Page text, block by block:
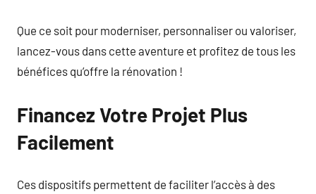
Que ce soit pour moderniser, personnaliser ou valoriser,
lancez-vous dans cette aventure et profitez de tous les
bénéfices qu’offre la rénovation !
Financez Votre Projet Plus
Facilement
Ces dispositifs permettent de faciliter l’accès à des